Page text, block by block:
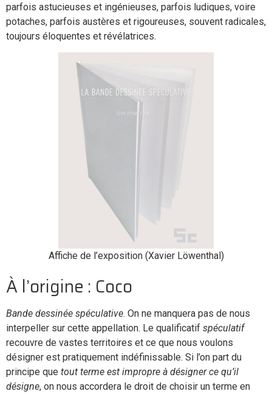
parfois astucieuses et ingénieuses, parfois ludiques, voire
potaches, parfois austères et rigoureuses, souvent radicales,
toujours éloquentes et révélatrices.
Affiche de l’exposition (Xavier Löwenthal)
À l’origine : Coco
Bande dessinée spéculative. On ne manquera pas de nous
interpeller sur cette appellation. Le qualificatif spéculatif
recouvre de vastes territoires et ce que nous voulons
désigner est pratiquement indéfinissable. Si l’on part du
principe que tout terme est impropre à désigner ce qu’il
désigne, on nous accordera le droit de choisir un terme en